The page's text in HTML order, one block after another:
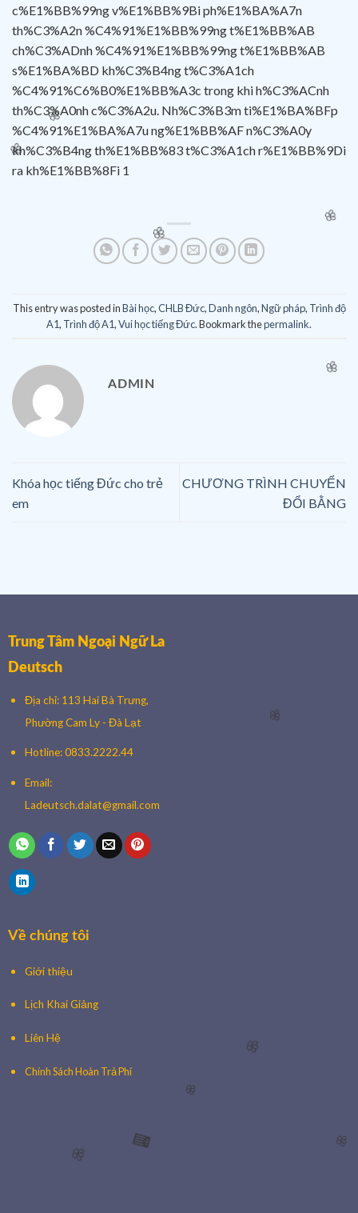
🌸 🌸
This entry was posted inBài học,CHLB Đức,Danh ngôn,Ngữ pháp, Trình độ
A1, Trình độ A1,Vui học tiếng Đức. Bookmark thepermalink.
ADMIN
Khóa học tiếng Đức cho trẻ
em
CHƯƠNG TRÌNH CHUYỂN
ĐỔI BẰNG
Trung Tâm Ngoại Ngữ La
Deutsch
Địa chỉ: 113 Hai Bà Trưng,
Phường Cam Ly - Đà Lạt
Hotline: 0833.2222.44
Email:
Ladeutsch.dalat@gmail.com
Về chúng tôi
Giới thiệu
Lịch Khai Giảng
Liên Hệ
Chính Sách Hoàn Trả Phí